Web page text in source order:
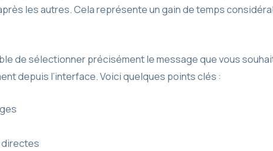
les autres. Cela représente un gain de temps
de sélectionner précisément le message que vous
depuis l’interface. Voici quelques points clés :